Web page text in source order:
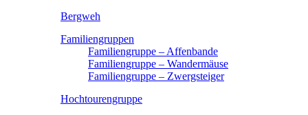
Bergweh
Familiengruppen
Familiengruppe – Affenbande
Familiengruppe – Wandermäuse
Familiengruppe – Zwergsteiger
Hochtourengruppe